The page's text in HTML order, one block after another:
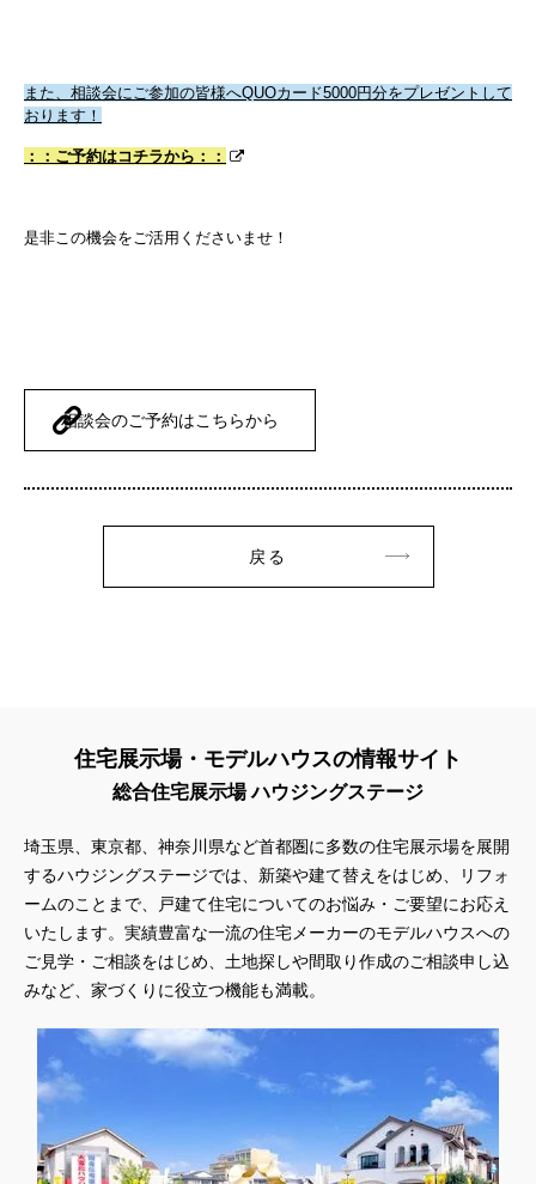
また、相談会にご参加の皆様へQUOカード5000円分をプレゼントして
おります！
：：ご予約はコチラから：：
是非この機会をご活用くださいませ！
相談会のご予約はこちらから
戻る
住宅展示場・モデルハウスの情報サイト
総合住宅展示場 ハウジングステージ
埼玉県、東京都、神奈川県など首都圏に多数の住宅展示場を展開
するハウジングステージでは、新築や建て替えをはじめ、リフォ
ームのことまで、戸建て住宅についてのお悩み・ご要望にお応え
いたします。実績豊富な一流の住宅メーカーのモデルハウスへの
ご見学・ご相談をはじめ、土地探しや間取り作成のご相談申し込
みなど、家づくりに役立つ機能も満載。